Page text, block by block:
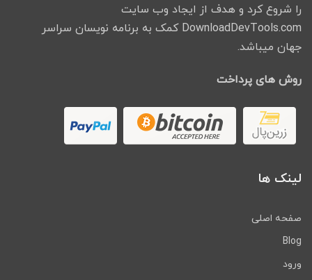
را شروع کرد و هدف از ایجاد وب سایت
DownloadDevTools.com کمک به برنامه نویسان سراسر
جهان میباشد.
روش های پرداخت
لینک ها
صفحه اصلی
Blog
ورود